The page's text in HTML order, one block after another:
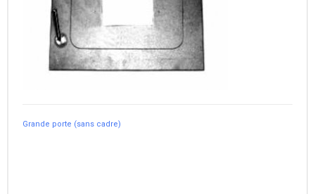
Grande porte (sans cadre)